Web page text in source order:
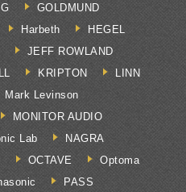
GOLDMUND
Harbeth
HEGEL
JEFF ROWLAND
KRIPTON
LINN
Mark Levinson
MONITOR AUDIO
Lab
NAGRA
OCTAVE
Optoma
PASS